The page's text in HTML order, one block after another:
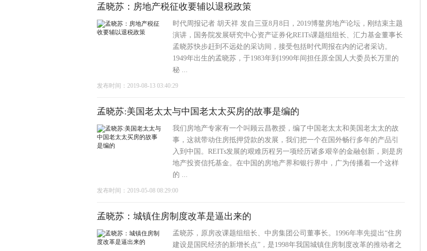
孟晓苏：房地产税征收要辅以退税政策
时代周报记者 胡天祥 发自三亚8月8日，2019博鳌房地产论坛，刚结束主题
演讲，国务院发展研究中心资产证券化REITs课题组组长、汇力基金董事长
孟晓苏快步赶到不远处的采访间，接受包括时代周报在内的记者采访。
1949年出生的孟晓苏，于1983年到1990年间担任原全国人大委员长万里的
秘 ...
发布时间：2019-08-13 03:40:29
孟晓苏:美国老太太与中国老太太买房的故事是编的
我们房地产专家有一个叫顾云昌教授，编了中国老太太和美国老太太的故
事，这就带动住房抵押贷款的发展，我们把一个在国外畅行多年的产品引
入到中国。REITs发展的艰难历程另一项经历诸多艰辛的金融创新，则是房
地产投资信托基金。在中国的房地产界和银行界中，广为传播着一个这样
的 ...
发布时间：2019-05-08 08:29:00
孟晓苏：城镇住房制度改革是逼出来的
孟晓苏，原房改课题组组长、中房集团公司董事长。1996年率先提出“住房
建设是国民经济的新增长点”，是1998年我国城镇住房制度改革的推动者之